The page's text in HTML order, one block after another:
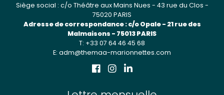
Siège social : c/o Théâtre aux Mains Nues - 43 rue du Clos -
75020 PARIS
Adresse de correspondance : c/o Opale - 21 rue des
Malmaisons - 75013 PARIS
T: +33 07 64 46 45 68
E: adm@themaa-marionnettes.com